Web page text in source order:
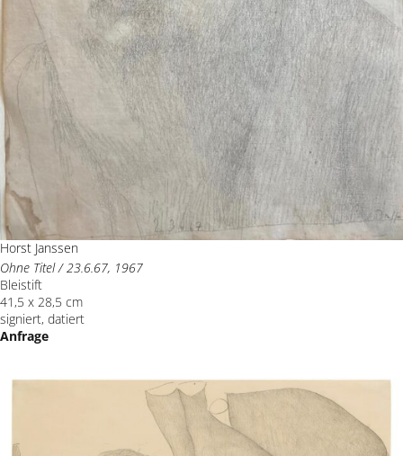
Horst Janssen
Ohne Titel / 23.6.67, 1967
Bleistift
41,5 x 28,5 cm
signiert, datiert
Anfrage